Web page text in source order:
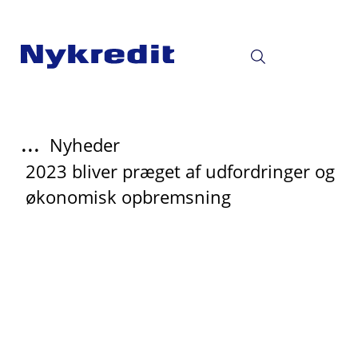
... Nyheder
2023 bliver præget af udfordringer og
økonomisk opbremsning